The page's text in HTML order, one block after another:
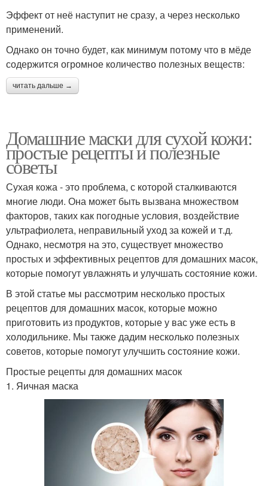
Эффект от неё наступит не сразу, а через несколько
применений.
Однако он точно будет, как минимум потому что в мёде
содержится огромное количество полезных веществ:
читать дальше →
Домашние маски для сухой кожи:
простые рецепты и полезные
советы
Сухая кожа - это проблема, с которой сталкиваются
многие люди. Она может быть вызвана множеством
факторов, таких как погодные условия, воздействие
ультрафиолета, неправильный уход за кожей и т.д.
Однако, несмотря на это, существует множество
простых и эффективных рецептов для домашних масок,
которые помогут увлажнять и улучшать состояние кожи.
В этой статье мы рассмотрим несколько простых
рецептов для домашних масок, которые можно
приготовить из продуктов, которые у вас уже есть в
холодильнике. Мы также дадим несколько полезных
советов, которые помогут улучшить состояние кожи.
Простые рецепты для домашних масок
1. Яичная маска